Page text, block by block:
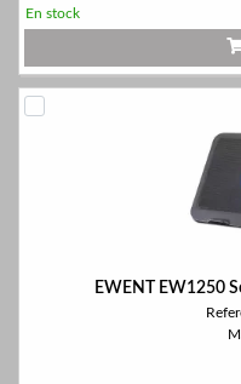
En stock
EWENT EW1250